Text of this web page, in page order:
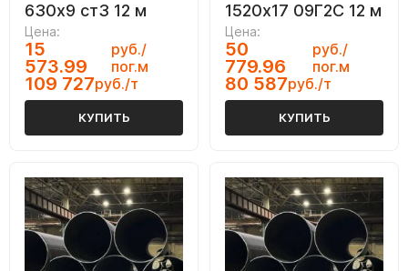
630х9 ст3 12 м
Цена:
15
573.99
руб./
пог.м
109 727руб./т
КУПИТЬ
1520х17 09Г2С 12 м
Цена:
50
779.96
руб./
пог.м
80 587руб./т
КУПИТЬ